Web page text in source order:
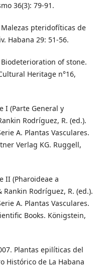
36(3): 79-91.
Malezas pteridofíticas de
Habana 29: 51-56.
Biodeterioration of stone.
Heritage n°16,
I (Parte General y
Rodríguez, R. (ed.).
A. Plantas Vasculares.
Verlag KG. Ruggell,
II (Pharoideae a
Rankin Rodríguez, R. (ed.).
A. Plantas Vasculares.
Books. Königstein,
Plantas epilíticas del
Histórico de La Habana